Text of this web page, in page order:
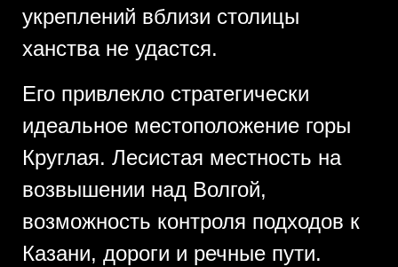
укреплений вблизи столицы
ханства не удастся.
Его привлекло стратегически
идеальное местоположение горы
Круглая. Лесистая местность на
возвышении над Волгой,
возможность контроля подходов к
Казани, дороги и речные пути.